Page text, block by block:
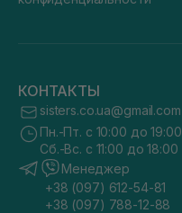
КОНТАКТЫ
sisters.co.ua@gmail.com
Пн.-Пт. с 10:00 до 19:00
Сб.-Вс. с 11:00 до 18:00
Менеджер
+38 (097) 612-54-81
+38 (097) 788-12-88